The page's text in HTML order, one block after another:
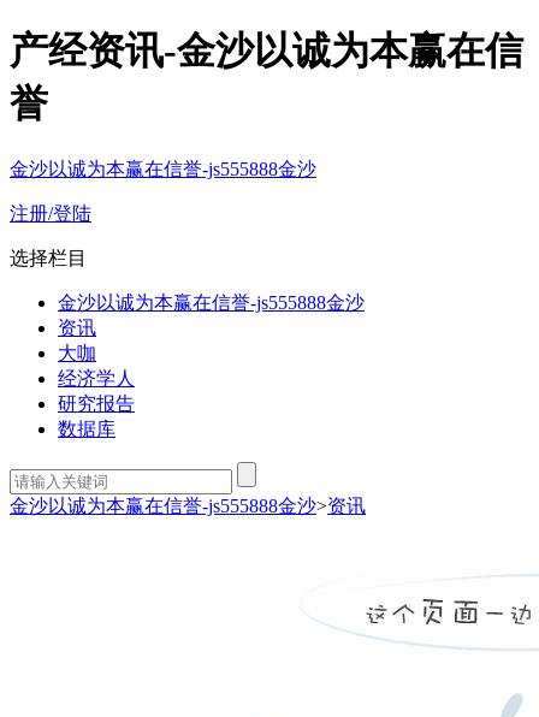
产经资讯-金沙以诚为本赢在信
誉
金沙以诚为本赢在信誉-js555888金沙
注册/登陆
选择栏目
金沙以诚为本赢在信誉-js555888金沙
资讯
大咖
经济学人
研究报告
数据库
金沙以诚为本赢在信誉-js555888金沙>资讯